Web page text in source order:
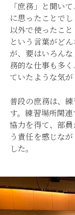
「庶務」と聞い
に思ったことで
以外で使ったこ
という言葉がど
が、要はいろん
務的な仕事も多
ていたような気が
普段の庶務は、
す。練習場所関
協力を得て、部
う責任を感じな
した。